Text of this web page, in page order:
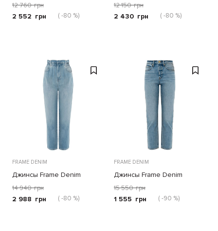
Garcon синие
12 760 грн
2 552 грн ( -80 %)
голубые
12 150 грн
2 430 грн ( -80 %)
FRAME DENIM
Джинсы Frame Denim
голубые
14 940 грн
2 988 грн ( -80 %)
FRAME DENIM
Джинсы Frame Denim
голубые
15 550 грн
1 555 грн ( -90 %)